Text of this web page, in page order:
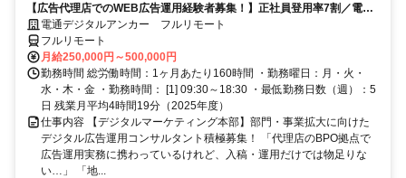
【広告代理店でのWEB広告運用経験者募集！】正社員登用率7割／電通
G／全国×完全在宅／年休126日・土日祝休み／残業月平均4時間19分
電通デジタルアンカー フルリモート
フルリモート
月給250,000円～500,000円
勤務時間 総労働時間：1ヶ月あたり160時間 ・勤務曜日：月・火・
水・木・金 ・勤務時間： [1] 09:30～18:30 ・最低勤務日数（週）：5
日 残業月平均4時間19分（2025年度）
仕事内容 【デジタルマーケティング本部】部門・事業拡大に向けた
デジタル広告運用コンサルタント積極募集！ 「代理店のBPO拠点で
広告運用実務に携わっているけれど、入稿・運用だけでは物足りな
い…」 「地...